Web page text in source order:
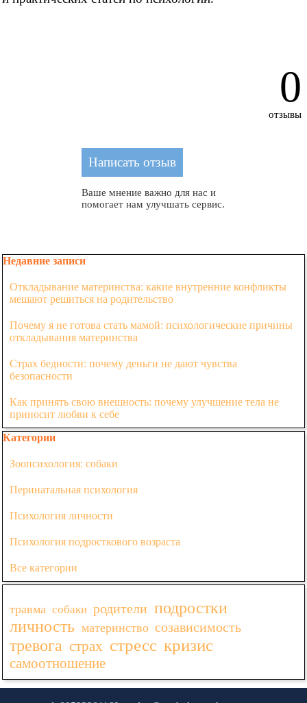
0
отзывы
Ваше мнение важно для нас и
помогает нам улучшать сервис.
Пропустить блок Недавние записи
Недавние записи
Откладывание материнства: какие внутренние конфликты
мешают решиться на родительство
Почему я не готова стать мамой: психологические причины
откладывания материнства
Страх бедности: почему деньги не дают чувства
безопасности
Как принять свою внешность: почему улучшение тела не
приносит любви к себе
Пропустить блок Категории
Категории
Зоопсихология: собаки
Перинатальная психология
Психология личности
Психология подросткового возраста
Все категории
травма собаки родители подростки
личность материнство созависимость
тревога страх стресс кризис
самоотношение